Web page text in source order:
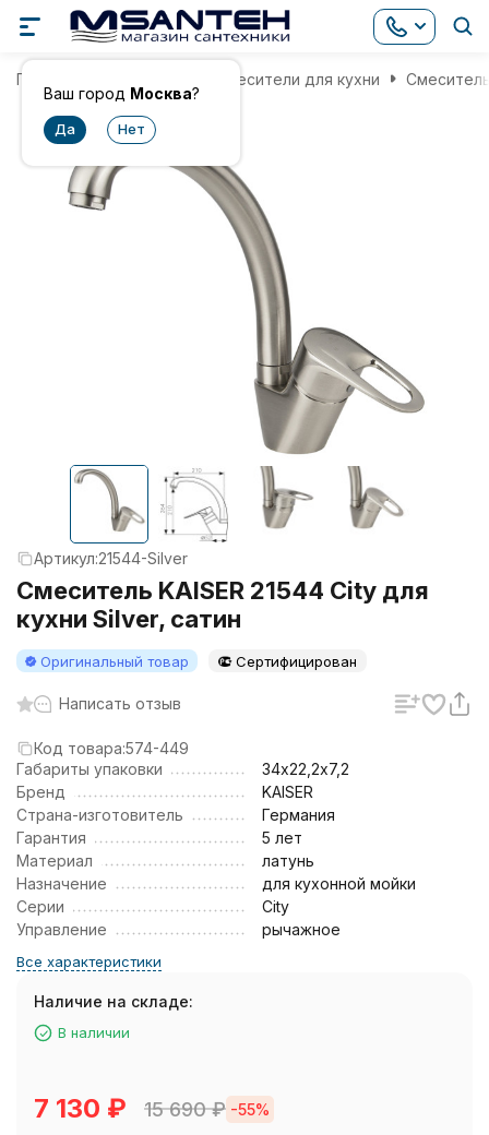
Ваш город Москва?
Главная Смесители для кухни
Артикул:21544-Silver
Смеситель KAISER 21544 City для
кухни Silver, сатин
Оригинальный товар Сертифицирован
Написать отзыв
Код товара:574-449
Габариты упаковки
34х22,2х7,2
Бренд
KAISER
Страна-изготовитель
Германия
Гарантия
5 лет
Материал
латунь
Назначение
для кухонной мойки
Серии
City
Управление
рычажное
Все характеристики
Наличие на складе:
В наличии
7 130 ₽ 15 690₽ -55%